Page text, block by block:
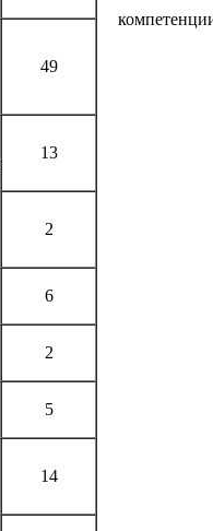
49
13
2
6
2
5
14